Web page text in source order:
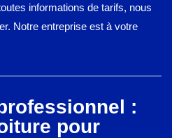
informations de tarifs, nous
Notre entreprise est à votre
:
pour